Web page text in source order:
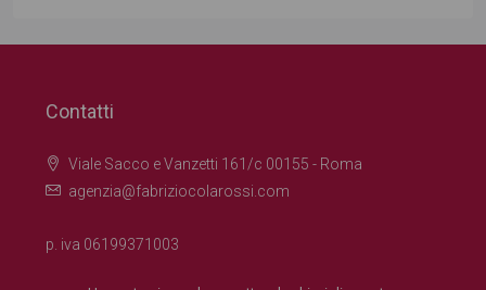
Contatti
Viale Sacco e Vanzetti 161/c 00155 - Roma
agenzia@fabriziocolarossi.com
p. iva 06199371003